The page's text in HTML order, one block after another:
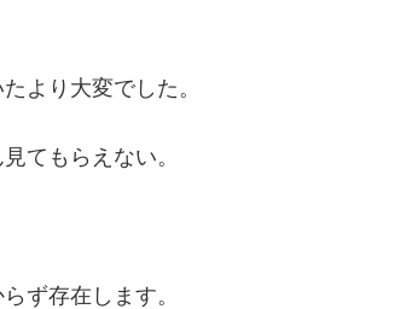
より大変でした。
てもらえない。
ず存在します。